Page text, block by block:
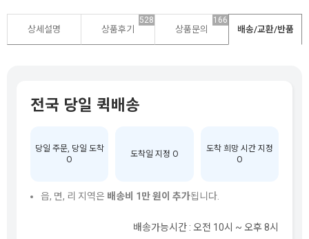
상세설명 상품후기
528
상품문의
166
배송/교환/반품
전국 당일 퀵배송
당일 주문, 당일 도착
O
도착일 지정 O
도착 희망 시간 지정
O
읍, 면, 리 지역은 배송비 1만 원이 추가됩니다.
배송가능시간 : 오전 10시 ~ 오후 8시